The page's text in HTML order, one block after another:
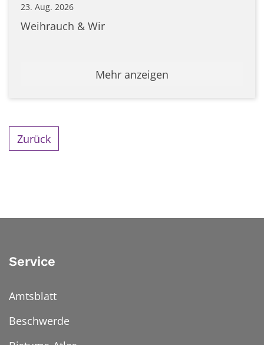
23. Aug. 2026
Weihrauch & Wir
Mehr anzeigen
Zurück
Service
Amtsblatt
Beschwerde